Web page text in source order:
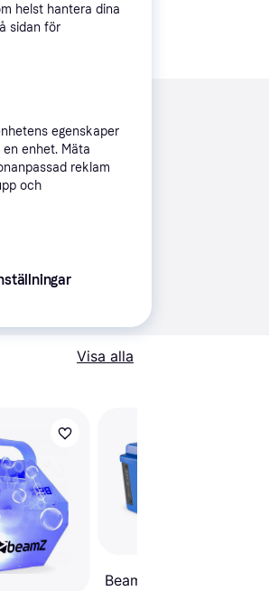
alla erbjudanden
Visa alla
BeamZ B1500
helst hantera dina
sidan för
egenskaper
enhet. Mäta
reklam
och